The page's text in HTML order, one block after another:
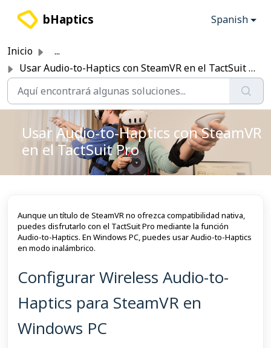
bHaptics Spanish
Inicio
...
Usar Audio-to-Haptics con SteamVR en el TactSuit Pro
Usar Audio-to-Haptics con SteamVR
en el TactSuit Pro
Aunque un título de SteamVR no ofrezca compatibilidad nativa,
puedes disfrutarlo con el TactSuit Pro mediante la función
Audio-to-Haptics. En Windows PC, puedes usar Audio-to-Haptics
en modo inalámbrico.
Configurar Wireless Audio-to-
Haptics para SteamVR en
Windows PC